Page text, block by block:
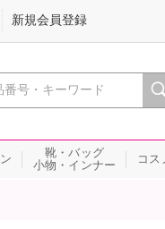
心おどる、瞬間を。通
新規会員登録
靴・バッグ
小物・インナー
コス